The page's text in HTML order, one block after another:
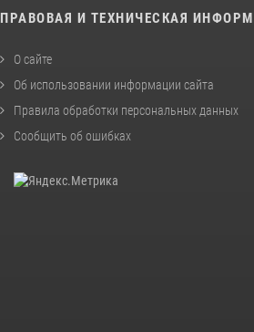
ПРАВОВАЯ И ТЕХНИЧЕСКАЯ
О сайте
Об использовании информации сайта
Правила обработки персональных данных
Сообщить об ошибках